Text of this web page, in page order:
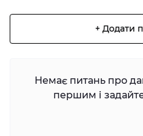
+ Додати
Немає питань про
першим і